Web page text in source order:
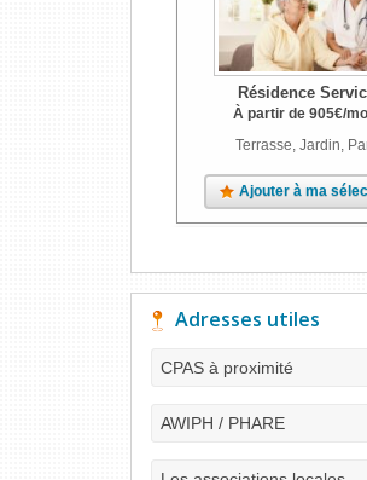
Résidence
À partir de 905€/
Terrasse, Jardin,
Ajouter à ma
Adresses utiles
CPAS à proximité
AWIPH / PHARE